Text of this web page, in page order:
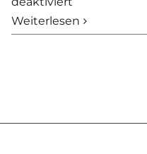
VERKAUFT
–
Weiterlesen